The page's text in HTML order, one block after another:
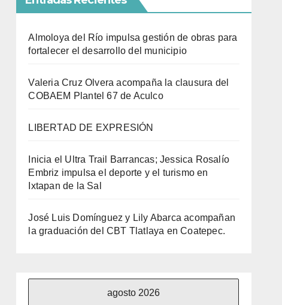
Almoloya del Río impulsa gestión de obras para
fortalecer el desarrollo del municipio
Valeria Cruz Olvera acompaña la clausura del
COBAEM Plantel 67 de Aculco
LIBERTAD DE EXPRESIÓN
Inicia el Ultra Trail Barrancas; Jessica Rosalío
Embriz impulsa el deporte y el turismo en
Ixtapan de la Sal
José Luis Domínguez y Lily Abarca acompañan
la graduación del CBT Tlatlaya en Coatepec.
agosto 2026